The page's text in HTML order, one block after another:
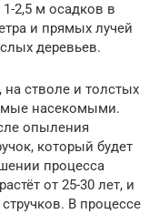
2,5 м осадков в
и прямых лучей
деревьев.
стволе и толстых
насекомыми.
опыления
который будет
процесса
от 25-30 лет, и
В процессе